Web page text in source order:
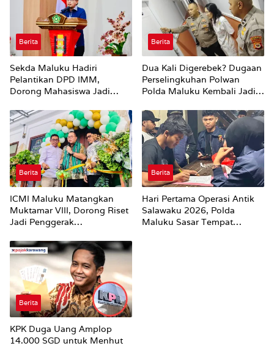
Berita
Sekda Maluku Hadiri
Pelantikan DPD IMM,
Dorong Mahasiswa Jadi
Strategis Pemerintah
Berita
Dua Kali Digerebek? Dugaan
Perselingkuhan Polwan
Polda Maluku Kembali Jadi
Berita
ICMI Maluku Matangkan
Muktamar VIII, Dorong Riset
Jadi Penggerak
Berita
Hari Pertama Operasi Antik
Salawaku 2026, Polda
Maluku Sasar Tempat
Berita
KPK Duga Uang Amplop
14.000 SGD untuk Menhut